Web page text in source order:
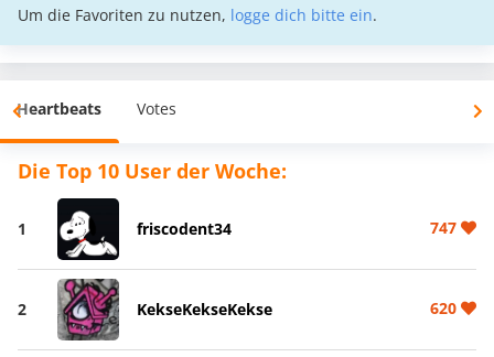
Um die Favoriten zu nutzen, logge dich bitte ein.
Heartbeats Votes
Die Top 10 User der Woche:
1 friscodent34 747
2 KekseKekseKekse 620